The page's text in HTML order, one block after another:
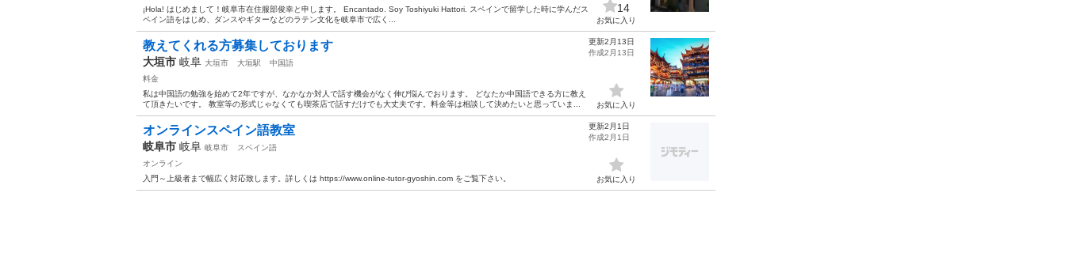
¡Hola! はじめまして！岐阜市在住服部俊幸と申します。 Encantado. Soy Toshiyuki Hattori. スペインで留学した時に学んだス
ペイン語をはじめ、ダンスやギターなどのラテン文化を岐阜市で広く...
14
お気に入り
教えてくれる方募集しております
大垣市 岐阜 大垣市 大垣駅
中国語
料金
私は中国語の勉強を始めて2年ですが、なかなか対人で話す機会がなく伸び悩んでおります。 どなたか中国語できる方に教え
て頂きたいです。 教室等の形式じゃなくても喫茶店で話すだけでも大丈夫です。料金等は相談して決めたいと思っていま...
更新2月13日
作成2月13日
お気に入り
オンラインスペイン語教室
岐阜市 岐阜 岐阜市
スペイン語
オンライン
入門～上級者まで幅広く対応致します。詳しくは https://www.online-tutor-gyoshin.com をご覧下さい。
更新2月1日
作成2月1日
お気に入り